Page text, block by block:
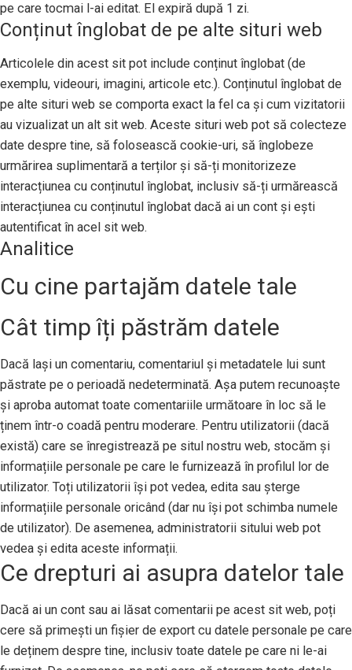
pe care tocmai l-ai editat. El expiră după 1 zi.
Conținut înglobat de pe alte situri web
Articolele din acest sit pot include conținut înglobat (de
exemplu, videouri, imagini, articole etc.). Conținutul înglobat de
pe alte situri web se comporta exact la fel ca și cum vizitatorii
au vizualizat un alt sit web. Aceste situri web pot să colecteze
date despre tine, să folosească cookie-uri, să înglobeze
urmărirea suplimentară a terților și să-ți monitorizeze
interacțiunea cu conținutul înglobat, inclusiv să-ți urmărească
interacțiunea cu conținutul înglobat dacă ai un cont și ești
autentificat în acel sit web.
Analitice
Cu cine partajăm datele tale
Cât timp îți păstrăm datele
Dacă lași un comentariu, comentariul și metadatele lui sunt
păstrate pe o perioadă nedeterminată. Așa putem recunoaște
și aproba automat toate comentariile următoare în loc să le
ținem într-o coadă pentru moderare. Pentru utilizatorii (dacă
există) care se înregistrează pe situl nostru web, stocăm și
informațiile personale pe care le furnizează în profilul lor de
utilizator. Toți utilizatorii își pot vedea, edita sau șterge
informațiile personale oricând (dar nu își pot schimba numele
de utilizator). De asemenea, administratorii sitului web pot
vedea și edita aceste informații.
Ce drepturi ai asupra datelor tale
Dacă ai un cont sau ai lăsat comentarii pe acest sit web, poți
cere să primești un fișier de export cu datele personale pe care
le deținem despre tine, inclusiv toate datele pe care ni le-ai